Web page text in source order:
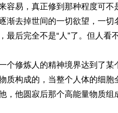
容易，真正修到那种程度可
渐去掉世间的一切欲望，一
最后完全不是“人”了。但人看
个修炼人的精神境界达到了
质构成的，当整个人体的细
，他圆寂后那个高能量物质